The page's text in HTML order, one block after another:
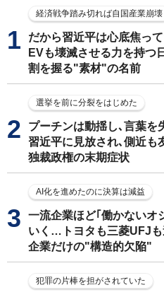
経済戦争踏み切れば自国産業崩壊
だから習近平は心底焦っ
EVも壊滅させる力を持つ
割を握る"素材"の名前
選挙を前に分裂をはじめた
プーチンは動揺し､言葉
習近平に見放され､側近も
独裁政権の末期症状
AI化を進めたのに決算は減益
一流企業ほど｢働かないオ
いく…トヨタも三菱UFJ
企業だけの"構造的欠陥"
犯罪の片棒を担がされていた